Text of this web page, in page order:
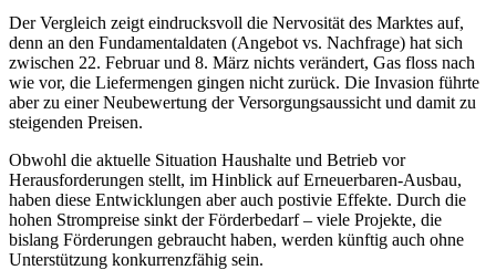
Der Vergleich zeigt eindrucksvoll die Nervosität des Marktes auf,
denn an den Fundamentaldaten (Angebot vs. Nachfrage) hat sich
zwischen 22. Februar und 8. März nichts verändert, Gas floss nach
wie vor, die Liefermengen gingen nicht zurück. Die Invasion führte
aber zu einer Neubewertung der Versorgungsaussicht und damit zu
steigenden Preisen.
Obwohl die aktuelle Situation Haushalte und Betrieb vor
Herausforderungen stellt, im Hinblick auf Erneuerbaren-Ausbau,
haben diese Entwicklungen aber auch postivie Effekte. Durch die
hohen Strompreise sinkt der Förderbedarf – viele Projekte, die
bislang Förderungen gebraucht haben, werden künftig auch ohne
Unterstützung konkurrenzfähig sein.